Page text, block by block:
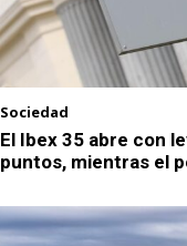
Sociedad
El Ibex 35 abre con
puntos, mientras el